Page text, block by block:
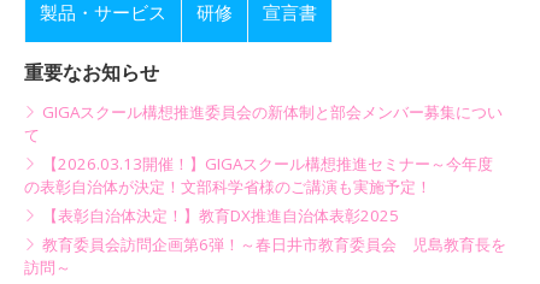
製品・サービス 研修 宣言書
重要なお知らせ
GIGAスクール構想推進委員会の新体制と部会メンバー募集につい
て
【2026.03.13開催！】GIGAスクール構想推進セミナー～今年度
の表彰自治体が決定！文部科学省様のご講演も実施予定！
【表彰自治体決定！】教育DX推進自治体表彰2025
教育委員会訪問企画第6弾！～春日井市教育委員会 児島教育長を
訪問～